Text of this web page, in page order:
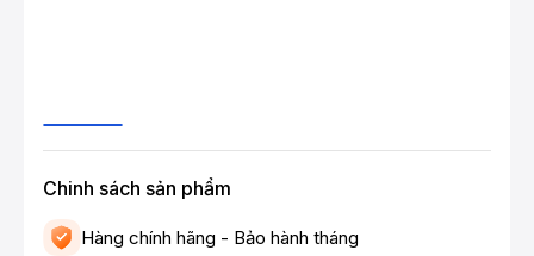
Chinh sách sản phẩm
Hàng chính hãng - Bảo hành tháng